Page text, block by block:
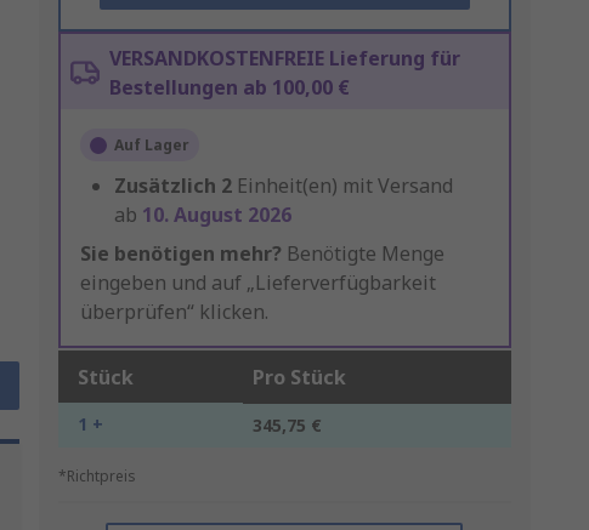
VERSANDKOSTENFREIE Lieferung für
Bestellungen ab 100,00 €
Auf Lager
Zusätzlich 2 Einheit(en) mit Versand
ab 10. August 2026
Sie benötigen mehr? Benötigte Menge
eingeben und auf „Lieferverfügbarkeit
überprüfen“ klicken.
Stück Pro Stück
1 + 345,75 €
*Richtpreis